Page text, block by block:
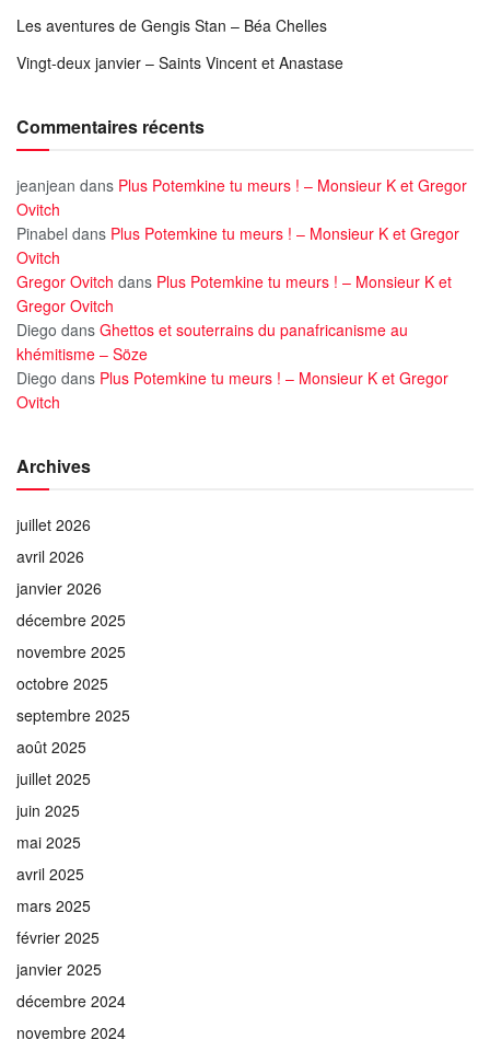
Les aventures de Gengis Stan – Béa Chelles
Vingt-deux janvier – Saints Vincent et Anastase
Commentaires récents
jeanjean dans Plus Potemkine tu meurs ! – Monsieur K et Gregor
Ovitch
Pinabel dans Plus Potemkine tu meurs ! – Monsieur K et Gregor
Ovitch
Gregor Ovitch dans Plus Potemkine tu meurs ! – Monsieur K et
Gregor Ovitch
Diego dans Ghettos et souterrains du panafricanisme au
khémitisme – Söze
Diego dans Plus Potemkine tu meurs ! – Monsieur K et Gregor
Ovitch
Archives
juillet 2026
avril 2026
janvier 2026
décembre 2025
novembre 2025
octobre 2025
septembre 2025
août 2025
juillet 2025
juin 2025
mai 2025
avril 2025
mars 2025
février 2025
janvier 2025
décembre 2024
novembre 2024